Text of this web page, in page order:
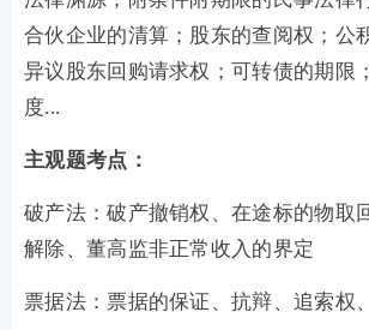
合伙企业的清算；股东的查阅权；公
异议股东回购请求权；可转债的期限
度...
主观题考点：
破产法：破产撤销权、在途标的物取
解除、董高监非正常收入的界定
票据法：票据的保证、抗辩、追索权